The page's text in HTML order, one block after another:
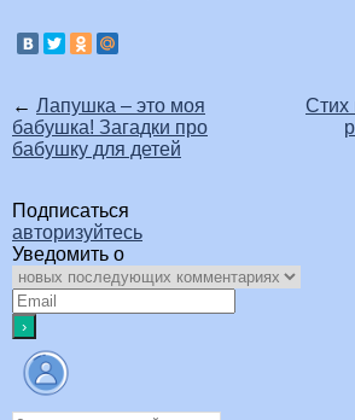
← Лапушка – это моя
бабушка! Загадки про
бабушку для детей
Стих
Подписаться
авторизуйтесь
Уведомить о